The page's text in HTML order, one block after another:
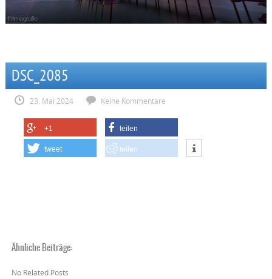
DSC_2085
23. Mai 2024 Keine Kommentare
+1 teilen
tweet teilen
Ähnliche Beiträge:
No Related Posts